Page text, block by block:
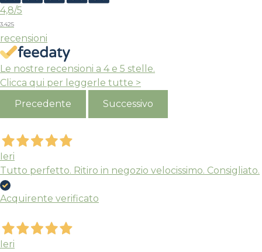
era:
Sandalo Arizona
Arancione, Cuoio
Sandalo
4,8/5
3.425
recensioni
Le nostre recensioni a 4 e 5 stelle.
Clicca qui per leggerle tutte >
Precedente
Successivo
Ieri
Tutto perfetto. Ritiro in negozio velocissimo. Consigliato.
Acquirente verificato
Ieri